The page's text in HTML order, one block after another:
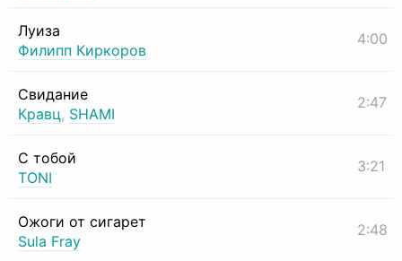
Луиза
Филипп Киркоров
4:00
Свидание
Кравц, SHAMI
2:47
С тобой
TONI
3:21
Ожоги от сигарет
Sula Fray
2:48